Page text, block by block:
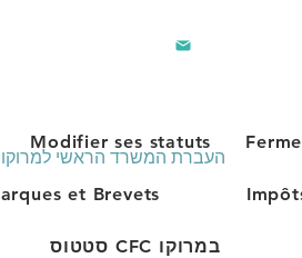
העברת המשרד הראשי למרוקו
Modifier ses statuts
et Brevets
סטטוס CFC במרוקו